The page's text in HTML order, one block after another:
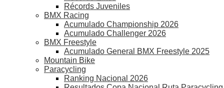
Récords Juveniles
BMX Racing
Acumulado Championship 2026
Acumulado Challenger 2026
BMX Freestyle
Acumulado General BMX Freestyle 2025
Mountain Bike
Paracycling
Ranking Nacional 2026